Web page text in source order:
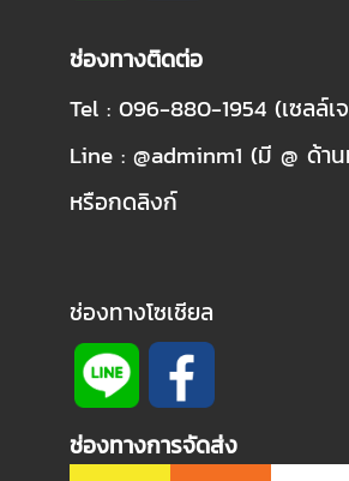
ช่องทางติดต่อ
Tel : 096-880-1954 (เซลล์เ
Line : @adminm1 (มี @ ด้า
หรือกดลิงก์
ช่องทางโซเชียล
ช่องทางการจัดส่ง